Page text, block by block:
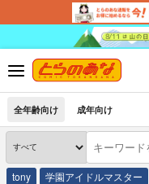
全年齢向け 成年向け
tony 学園アイドルマスター